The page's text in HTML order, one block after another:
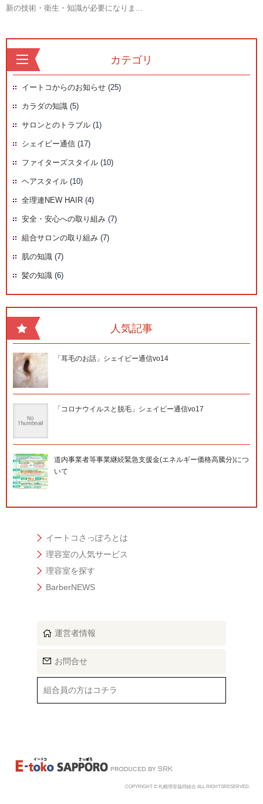
新の技術・衛生・知識が必要になりま...
カテゴリ
イートコからのお知らせ (25)
カラダの知識 (5)
サロンとのトラブル (1)
シェイビー通信 (17)
ファイターズスタイル (10)
ヘアスタイル (10)
全理連NEW HAIR (4)
安全・安心への取り組み (7)
組合サロンの取り組み (7)
肌の知識 (7)
髪の知識 (6)
人気記事
「耳毛のお話」シェイビー通信vo14
「コロナウイルスと脱毛」シェイビー通信vo17
道内事業者等事業継続緊急支援金(エネルギー価格高騰分)につ
いて
イートコさっぽろとは
理容室の人気サービス
理容室を探す
BarberNEWS
運営者情報
お問合せ
組合員の方はコチラ
COPYRIGHT © 札幌理容協同組合 ALL RIGHTSRESERVED.